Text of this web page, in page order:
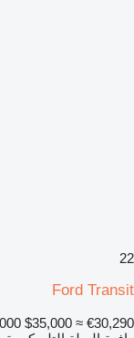
22
Ford Transit
$35,000 ≈ €30,290